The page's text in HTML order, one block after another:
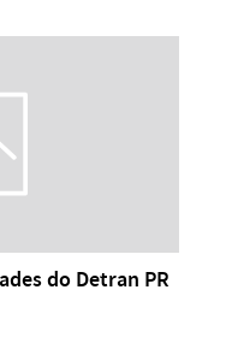
do Detran PR